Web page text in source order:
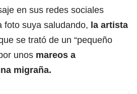
en sus redes sociales
foto suya saludando, la artista
se trató de un “pequeño
unos mareos a
migraña.